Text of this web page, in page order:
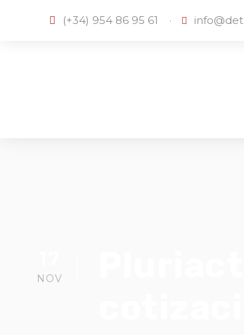
(+34) 954 86 95 61 ·
NOV